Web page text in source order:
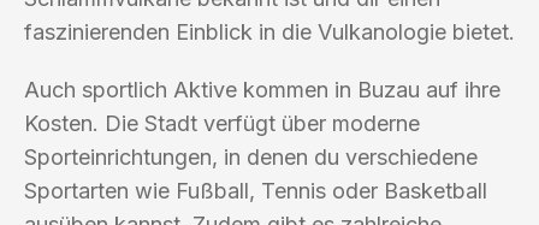
faszinierenden Einblick in die Vulkanologie bietet.
Auch sportlich Aktive kommen in Buzau auf ihre
Kosten. Die Stadt verfügt über moderne
Sporteinrichtungen, in denen du verschiedene
Sportarten wie Fußball, Tennis oder Basketball